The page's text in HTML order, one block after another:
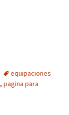
equipaciones
, pagina para